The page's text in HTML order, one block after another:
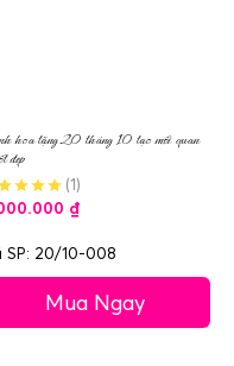
hoa tặng 20 tháng 10 tạo mối quan
đẹp
(1)
₫
SP: 20/10-008
Mua Ngay